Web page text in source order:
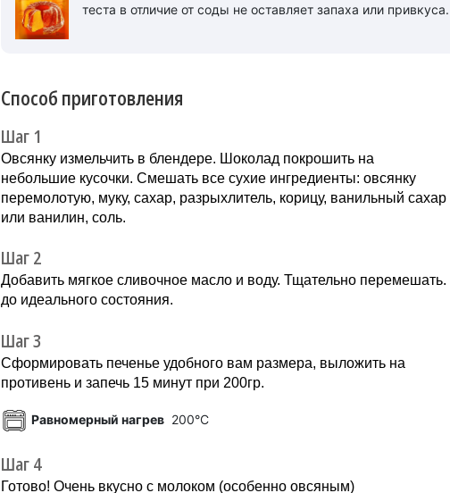
теста в отличие от соды не оставляет запаха или привкуса.
Способ приготовления
Шаг 1
Овсянку измельчить в блендере. Шоколад покрошить на
небольшие кусочки. Смешать все сухие ингредиенты: овсянку
перемолотую, муку, сахар, разрыхлитель, корицу, ванильный сахар
или ванилин, соль.
Шаг 2
Добавить мягкое сливочное масло и воду. Тщательно перемешать.
до идеального состояния.
Шаг 3
Сформировать печенье удобного вам размера, выложить на
противень и запечь 15 минут при 200гр.
Равномерный нагрев200°C
Шаг 4
Готово! Очень вкусно с молоком (особенно овсяным)